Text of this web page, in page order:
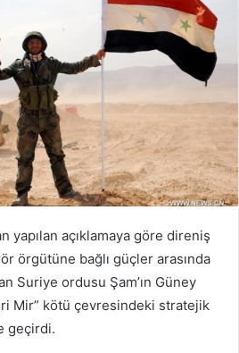
yapılan açıklamaya göre direniş
örgütüne bağlı güçler arasında
Suriye ordusu Şam’ın Güney
Mir” kötü çevresindeki stratejik
geçirdi.